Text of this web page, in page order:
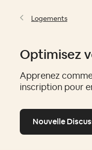
Logements
Optimisez
Apprenez
inscription pour
Nouvelle